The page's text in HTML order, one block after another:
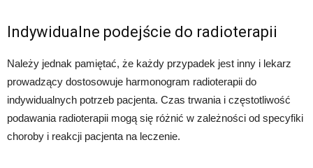
Indywidualne podejście do radioterapii
Należy jednak pamiętać, że każdy przypadek jest inny i lekarz
prowadzący dostosowuje harmonogram radioterapii do
indywidualnych potrzeb pacjenta. Czas trwania i częstotliwość
podawania radioterapii mogą się różnić w zależności od specyfiki
choroby i reakcji pacjenta na leczenie.